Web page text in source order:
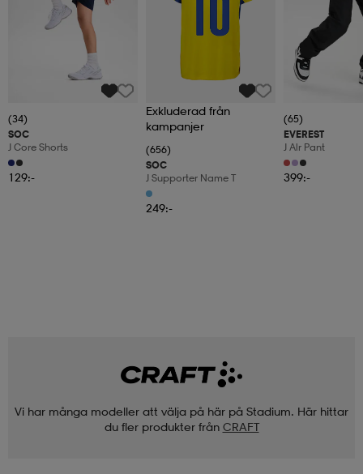
(34)
SOC
J Core Shorts
129:-
Exkluderad från
kampanjer
(656)
SOC
J Supporter Name T
249:-
(65)
EVEREST
J Alr Pant
399:-
Vi har många modeller att välja på här på Stadium. Här hittar
du fler produkter från CRAFT